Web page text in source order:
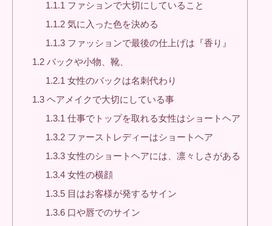
1.1.1 ファションで大切にしていること
1.1.2 気に入った色を決める
1.1.3 ファッションで最後の仕上げは『香り』
1.2 バックや小物、靴、
1.2.1 女性のバックは名刺代わり
1.3 ヘアメイクで大切にしている事
1.3.1 仕事でトップを取れる女性はショートヘア
1.3.2 ファーストレディーはショートヘア
1.3.3 女性のショートヘアには、凛々しさがある
1.3.4 女性の横顔
1.3.5 目はお客様が発するサイン
1.3.6 口や唇でのサイン